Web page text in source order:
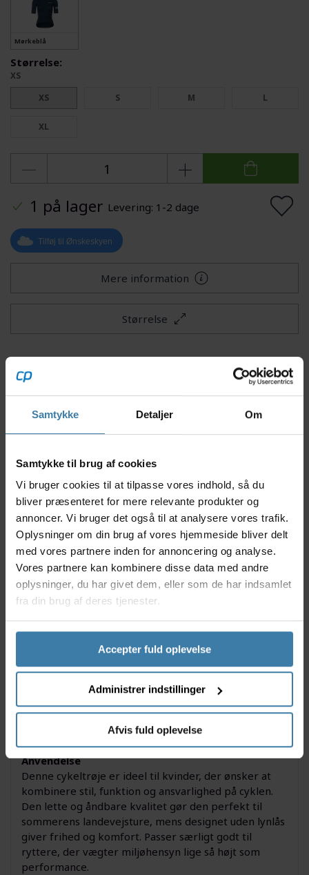
Samtykke Detaljer Om
Samtykke til brug af cookies
Vi bruger cookies til at tilpasse vores indhold, så du
bliver præsenteret for mere relevante produkter og
annoncer. Vi bruger det også til at analysere vores trafik.
Oplysninger om din brug af vores hjemmeside bliver delt
med vores partnere inden for annoncering og analyse.
Vores partnere kan kombinere disse data med andre
oplysninger, du har givet dem, eller som de har indsamlet
fra din brug af deres tjenester.
Accepter fuld oplevelse
Administrer indstillinger
Afvis fuld oplevelse
Mørkeblå
Størrelse:
XS
XS
S M L
XL
1 på lager Levering: 1-2 dage
Tilføj til Ønskeskyen
Mere information
Størrelse
Beskrivelse Specifikationer Størrelse
mest bæredygtige cykeltrøje til dato. Med sit
minimalistiske design og fremstilling i 100 %
genanvendeligt monomateriale sætter den en ny
standard for miljøvenligt cykeltøj. Cykeltrøjen uden
lynlås skaber et rent look og understreger trøjens
cirkulære designfilosofi – lavet til at blive genbrugt
igen og igen.
Nyttige facts
Fremstillet af 100 % genanvendeligt
Ingen lynlås – færre materialer og et stilrent,
bæredygtigt design
Tre baglommer – god plads til energi, værktøj og
mobil
Let og komfortabel konstruktion – perfekt til
varme sommerdage
Greensphere-serie
Anvendelse
Denne cykeltrøje er ideel til kvinder, der ønsker at
kombinere stil, funktion og ansvarlighed på cyklen.
Den lette og åndbare kvalitet gør den perfekt til
sommerens landevejsture, mens designet uden lynlås
giver frihed og komfort. Passer særligt godt til
ryttere, der vægter miljøhensyn lige så højt som
performance.